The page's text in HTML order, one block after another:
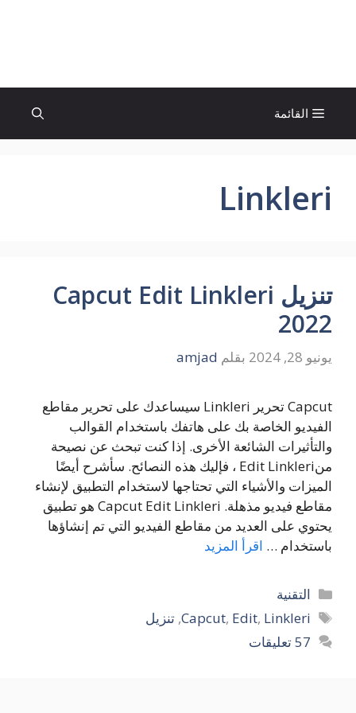
القائمة
Linkleri
تنزيل Capcut Edit Linkleri
2022
يونيو 28, 2024 بقلم amjad
Capcut تحرير Linkleri سيساعدك على تحرير مقاطع
الفيديو الخاصة بك على هاتفك باستخدام القوالب
والتأثيرات الشائعة الأخرى. إذا كنت تبحث عن نصيحة
منEdit Linkleri ، فإليك هذه النصائح. سأشرح أيضًا
الميزات والأشياء التي تحتاجها لاستخدام التطبيق لإنشاء
مقاطع فيديو مذهلة. Capcut Edit Linkleri هو تطبيق
يحتوي على العديد من مقاطع الفيديو التي تم إنشاؤها
باستخدام … اقرأ المزيد
التصنيفات
التقنية
الوسوم
Capcut, Edit, Linkleri
,تنزيل
57 تعليقات